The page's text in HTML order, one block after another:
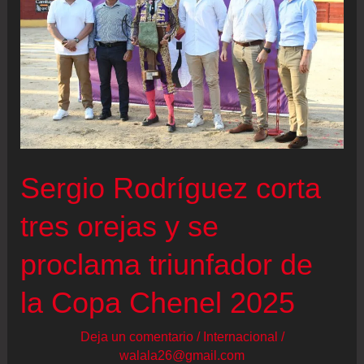
Sergio Rodríguez corta
tres orejas y se
proclama triunfador de
la Copa Chenel 2025
Deja un comentario / Internacional /
walala26@gmail.com